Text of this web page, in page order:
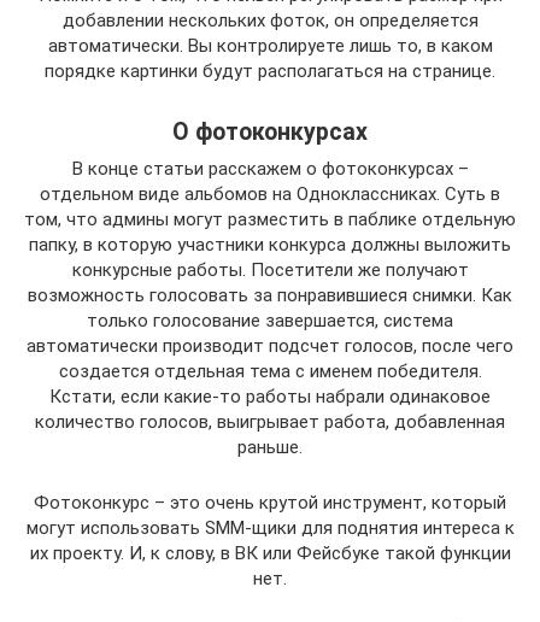
добавлении нескольких фоток, он определяется
автоматически. Вы контролируете лишь то, в каком
порядке картинки будут располагаться на странице.
О фотоконкурсах
В конце статьи расскажем о фотоконкурсах –
отдельном виде альбомов на Одноклассниках. Суть в
том, что админы могут разместить в паблике отдельную
папку, в которую участники конкурса должны выложить
конкурсные работы. Посетители же получают
возможность голосовать за понравившиеся снимки. Как
только голосование завершается, система
автоматически производит подсчет голосов, после чего
создается отдельная тема с именем победителя.
Кстати, если какие-то работы набрали одинаковое
количество голосов, выигрывает работа, добавленная
раньше.
Фотоконкурс – это очень крутой инструмент, который
могут использовать SMM-щики для поднятия интереса к
их проекту. И, к слову, в ВК или Фейсбуке такой функции
нет.